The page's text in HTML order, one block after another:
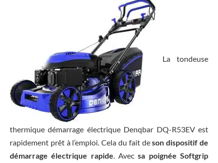
La tondeuse
thermique démarrage électrique Denqbar DQ-R53EV est
rapidement prêt à l’emploi. Cela du fait deson dispositif de
démarrage électrique rapide. Avecsa poignée Softgrip